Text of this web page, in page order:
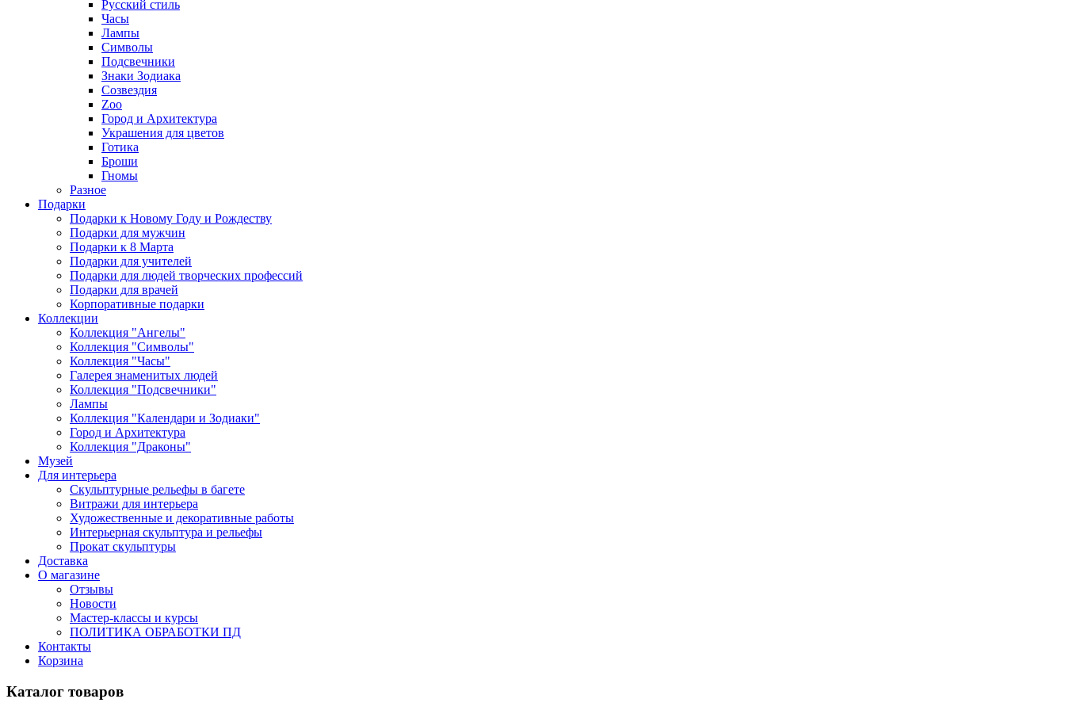
Русский стиль
Часы
Лампы
Символы
Подсвечники
Знаки Зодиака
Созвездия
Zoo
Город и Архитектура
Украшения для цветов
Готика
Броши
Гномы
Разное
Подарки
Подарки к Новому Году и Рождеству
Подарки для мужчин
Подарки к 8 Марта
Подарки для учителей
Подарки для людей творческих профессий
Подарки для врачей
Корпоративные подарки
Коллекции
Коллекция "Ангелы"
Коллекция "Символы"
Коллекция "Часы"
Галерея знаменитых людей
Коллекция "Подсвечники"
Лампы
Коллекция "Календари и Зодиаки"
Город и Архитектура
Коллекция "Драконы"
Музей
Для интерьера
Скульптурные рельефы в багете
Витражи для интерьера
Художественные и декоративные работы
Интерьерная скульптура и рельефы
Прокат скульптуры
Доставка
О магазине
Отзывы
Новости
Мастер-классы и курсы
ПОЛИТИКА ОБРАБОТКИ ПД
Контакты
Корзина
Каталог товаров